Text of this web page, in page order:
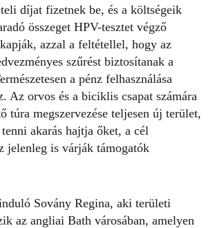
díjat fizetnek be, és a költségeik
összeget HPV-tesztet végző
azzal a feltétellel, hogy az
szűrést biztosítanak a
a pénz felhasználása
Az orvos és a biciklis csapat számára
túra megszervezése teljesen új terület,
tenni akarás hajtja őket, a cél
jelenleg is várják támogatók
Sovány Regina, aki területi
az angliai Bath városában, amelyen